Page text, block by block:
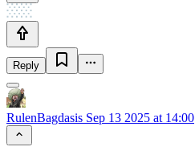
Reply
RulenBagdasis Sep 13 2025 at 14:00